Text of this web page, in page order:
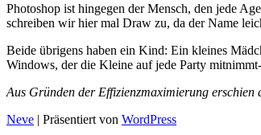
Photoshop ist hingegen der Mensch, den jede
schreiben wir hier mal Draw zu, da der Name
Beide übrigens haben ein Kind: Ein kleines
Windows, der die Kleine auf jede Party
Aus Gründen der Effizienzmaximierung
Neve | Präsentiert von WordPress